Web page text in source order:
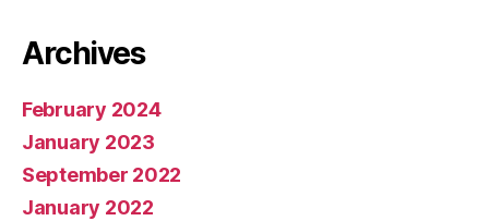
Archives
February 2024
January 2023
September 2022
January 2022